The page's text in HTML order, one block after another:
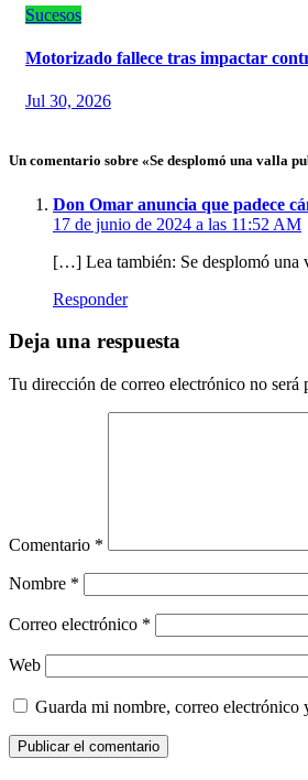
Sucesos
Motorizado fallece tras impactar
Jul 30, 2026
Un comentario sobre «Se desplomó una valla
Don Omar anuncia que padece
17 de junio de 2024 a las 11:52 AM
[…] Lea también: Se desplomó
Responder
Deja una respuesta
Tu dirección de correo electrónico no será
Comentario *
Nombre *
Correo electrónico *
Web
Guarda mi nombre, correo electrónico